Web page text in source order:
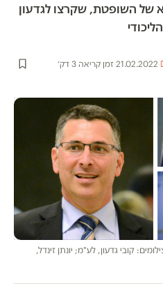
של השופטת, שקרצו לגדעון
·
21.02.2022
·זמן קריאה 3 דק׳
קובי גדעון, לע"מ; יונתן זינדל,